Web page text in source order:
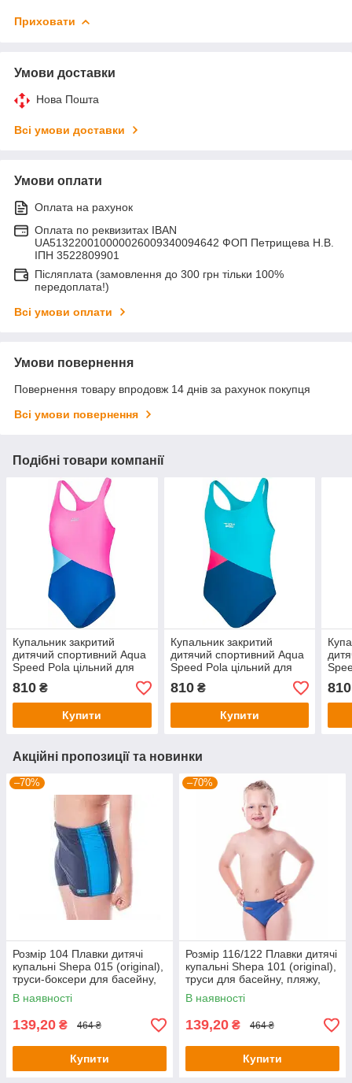
Приховати
Умови доставки
Нова Пошта
Всі умови доставки
Умови оплати
Оплата на рахунок
Оплата по реквизитах IBAN
UA513220010000026009340094642 ФОП Петрищева Н.В.
ІПН 3522809901
Післяплата (замовлення до 300 грн тільки 100%
передоплата!)
Всі умови оплати
Умови повернення
Повернення товару впродовж 14 днів за рахунок покупця
Всі умови повернення
Подібні товари компанії
Купальник закритий
дитячий спортивний Aqua
Speed Pola цільний для
дівчинки
810 ₴
Купити
Купальник закритий
дитячий спортивний Aqua
Speed Pola цільний для
дівчинки
810₴
Купити
810
Акційні пропозиції та новинки
–70%
Розмір 104 Плавки дитячі
купальні Shepa 015 (original),
труси-боксери для басейну,
пляжу, для хлопчика
В наявності
139,20 ₴ 464 ₴
Купити
–70%
Розмір 116/122 Плавки дитячі
купальні Shepa 101 (original),
труси для басейну, пляжу,
для хлопчика
В наявності
139,20 ₴ 464 ₴
Купити